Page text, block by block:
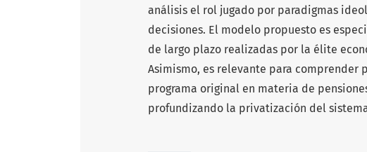
análisis el rol jugado por paradigmas
decisiones. El modelo propuesto es
de largo plazo realizadas por la élite
Asimismo, es relevante para comprender
programa original en materia de
profundizando la privatización del sistema